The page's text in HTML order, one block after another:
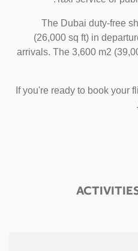
The Dubai duty-free
(26,000 sq ft) in
arrivals. The 3,600 m2
If you're ready to book